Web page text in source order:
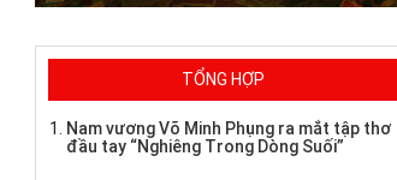
TỔNG HỢP
Nam vương Võ Minh Phụng ra mắt tập thơ
đầu tay “Nghiêng Trong Dòng Suối”